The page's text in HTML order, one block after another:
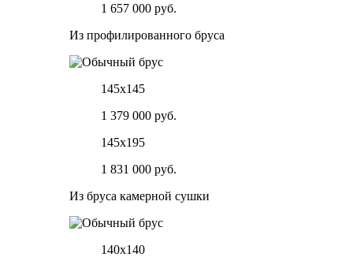
1 657 000 руб.
Из профилированного бруса
145х145
1 379 000 руб.
145х195
1 831 000 руб.
Из бруса камерной сушки
140х140